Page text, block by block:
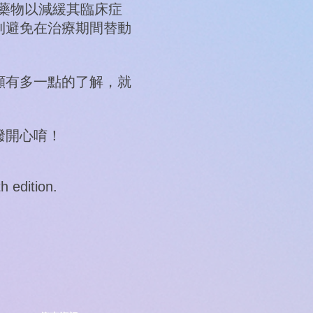
以減緩其臨床症
免在治療期間替動
有多一點的了解，就
心唷！
edition.